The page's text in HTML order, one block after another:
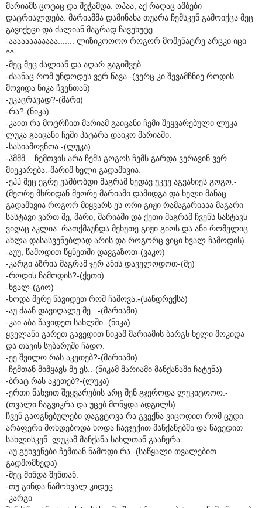
მარიამს ცოტაც და შეჭამდა. ოპაა, აქ რაღაც ამბები
დატრიალდება. მარიამმა დამინახა თუარა ჩემსკენ გამოიქცა მეც
გავიქეცი და ძალიან მაგრად ჩავეხუტე.
-აააააააააააა....... ლიზიკოოოო როგორ მომენატრე არცკი იცი
^^
-მეც მეც ძალიან და აღარ გაგიშვებ.
-ძაანაც რომ უნდოდეს ვერ წავა.-(ვერც კი შევამჩნიე როდის
მოვიდა ნიკა ჩვენთან)
-უკაცრავად?-(მარი)
-რა?-(ნიკა)
-კაით რა მოტრჩით მარიამ გაიცანი ჩემი შეყვარებული ლუკა
ლუკა გაიცანი ჩემი პატარა დაიკო მარიამი.
-სასიამოვნოა.-(ლუკა)
-ჰმმმ... ჩემთვის არა ჩემს გოგოს ჩემს გარდა ვერავინ ვერ
მიეკარება.-მარიმ ხელი გადამხვია.
-ეჰჰ მეც ეგრე ვამბობდი მაგრამ ხედავ უკვე აგვახიეს გოგო.-
(მეორე მხრიდან მეორე მარიამი დამიდგა და ხელი მანაც
გადამხვია როგორ მიყვარს ეს ორი გიჟი რამაგარიააა მაგარი
სასტავი ვართ მე, მარი, მარიამი და ქეთი მაგრამ ჩვენს სასტავს
ვიღაც აკლია. რათქმაუნდა მეხუთე გიჟი გიოს და ანი რომელიც
ახლა დასასვენებლად არის და როგორც ვიცი ხვალ ჩამოდის)
-აუუ, წამოდით წყნეთში დავგაზოთ-(ვაკო)
-კარგი აზრია მაგრამ ჯერ ანის დაველოდოთ-(მე)
-როდის ჩამოდის?-(ქეთი)
-ხვალ-(გიო)
-ხოდა მერე წავიდეთ რომ ჩამოვა.-(სანდრექსა)
-აუ ძაან დავიღალე მე...-(მარიამი)
-კაი აბა წავიდეთ სახლში.-(ნიკა)
ყველანი გარეთ გავედით ნიკამ მარიამის ბარგს ხელი მოკიდა
და თავის სუბარუში ჩადო.
-ეე შვილო რას აკეთებ?-(მარიამი)
-ჩემთან მიმყავს მე ეს..-(ნიკამ მარიამი მანქანაში ჩატენა)
-ბრატ რას აკეთებ?-(ლუკა)
-ერთი ნახვით შეყვარების არც შენ გჯეროდა ლუკიტოოო.-
(თვალი ჩაგვიკრა და უცებ მოწყდა ადგილს)
ჩვენ გაოგნებულები დაგვტოვა რა გვექნა ვიცოდით რომ ცუდი
არაფერი მოხდებოდა ხოდა ჩავჯექით მანქანებში და წავედით
სახლისკენ. ლუკამ მანქანა სახლთან გააჩერა.
-აუ გეხვეწები ჩემთან წამოდი რა.-(საწყალი თვალებით
გადმომხედა)
-მეც მინდა შენთან.
-თუ გინდა წამოხვალ კიდეც.
-კარგი